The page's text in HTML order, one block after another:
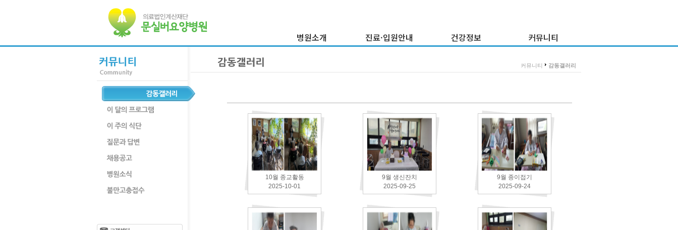
병원소개
병원연혁
병원둘러보기
부서소개
찾아오시는 길
진료·입원안내
입·퇴원안내
비급여내역현황
건강정보
건강정보 게시판
커뮤니티
이 달의 프로그램
질문과 답변
채용공고
병원소식
불만고충접수
커뮤니티
> 감동갤러리
10월 종교활동
2025-10-01
9월 생신잔치
2025-09-25
9월 종이접기
2025-09-24